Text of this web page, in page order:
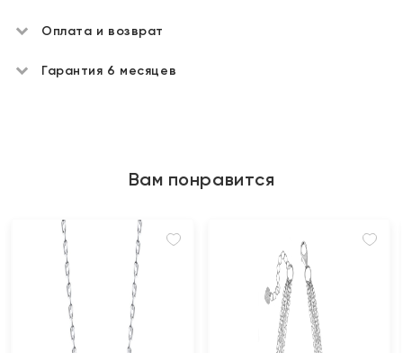
Оплата и возврат
Гарантия 6 месяцев
Вам понравится